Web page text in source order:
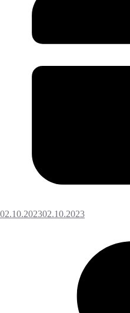
02.10.202302.10.2023